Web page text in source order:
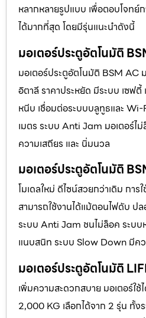
หลากหลายรูปแบบ เพื่อตอบโจทย์
ได้มากที่สุด โดยมีรุ่นแนะนำดังนี้
มอเตอร์ประตูอัตโนมัติ
มอเตอร์ประตูอัตโนมัติ BSM AC
อิตาลี ราคาประหยัด มีระบบ เซฟตี้
หนีบ เชื่อมต่อระบบบลูทูธและ Wi-
เมตร ระบบ Anti Jam มอเตอร์ไ
ความเสถียร และ นิ่มนวล
มอเตอร์ประตูอัตโนมัติ
โมเดลใหม่ ดีไซน์สวยกว่าเดิม กา
สามารถใช้งานได้แม้ตอนไฟดับ ป
ระบบ Anti Jam ชนไม่ล็อค ระบ
แนบสนิท ระบบ Slow Down มีค
มอเตอร์ประตูอัตโนมัติ
เพิ่มความสะดวกสบาย มอเตอร์ใ
2,000 KG เลือกได้จาก 2 รุ่น ทั้ง